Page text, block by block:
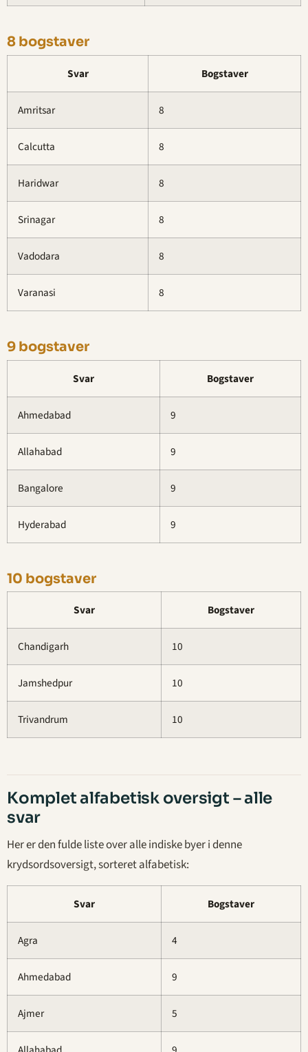
8 bogstaver
Svar Bogstaver
Amritsar 8
Calcutta 8
Haridwar 8
Srinagar 8
Vadodara 8
Varanasi 8
9 bogstaver
Svar Bogstaver
Ahmedabad 9
Allahabad 9
Bangalore 9
Hyderabad 9
10 bogstaver
Svar Bogstaver
Chandigarh 10
Jamshedpur 10
Trivandrum 10
Komplet alfabetisk oversigt – alle
svar
Her er den fulde liste over alle indiske byer i denne
krydsordsoversigt, sorteret alfabetisk:
Svar Bogstaver
Agra 4
Ahmedabad 9
Ajmer 5